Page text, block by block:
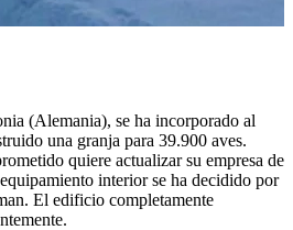
(Alemania), se ha incorporado al
una granja para 39.900 aves.
quiere actualizar su empresa de
interior se ha decidido por
El edificio completamente